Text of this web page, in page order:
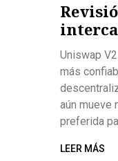
que
Uniswap
más
aún mueve
preferida
LEER MÁS